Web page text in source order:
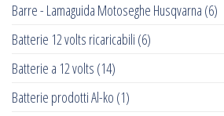
Barre - Lamaguida Motoseghe Husqvarna (6)
Batterie 12 volts ricaricabili (6)
Batterie a 12 volts (14)
Batterie prodotti Al-ko (1)